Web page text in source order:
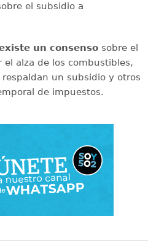
el subsidio a
un consensosobre el
alza de los combustibles,
un subsidio y otros
de impuestos.